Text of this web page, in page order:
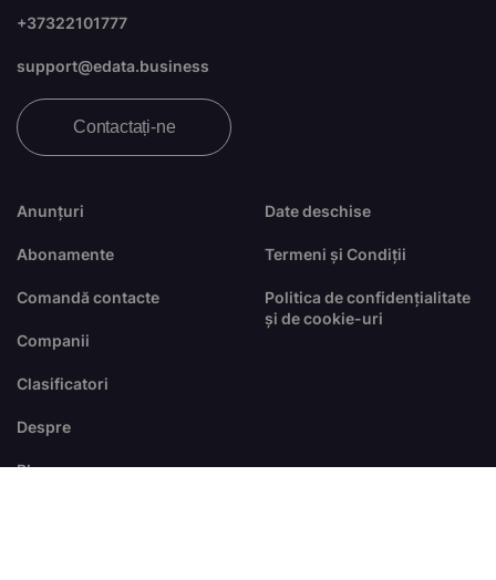
Anunțuri
Abonamente
Comandă contacte
Companii
Clasificatori
Despre
Blog
Date deschise
Termeni și Condiții
Politica de confidențialitate
și de cookie-uri
+37322101777
support@edata.business
Contactați-ne